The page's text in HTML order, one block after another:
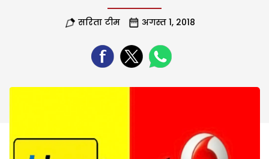
सरिता टीम अगस्त 1, 2018